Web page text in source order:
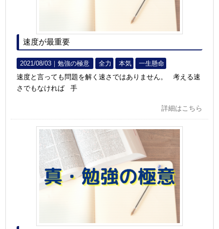
速度が最重要
2021/08/03｜勉強の極意 全力 本気 一生懸命
速度と言っても問題を解く速さではありません。 考える速
さでもなければ 手
詳細はこちら